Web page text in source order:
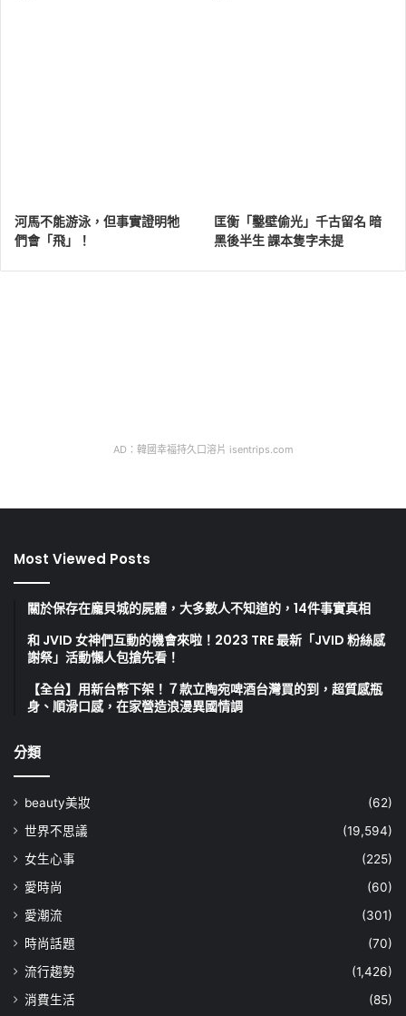
河馬不能游泳，但事實證明牠
們會「飛」！
匡衡「鑿壁偷光」千古留名 暗
黑後半生 課本隻字未提
AD：韓國幸福持久口溶片 isentrips.com
Most Viewed Posts
關於保存在龐貝城的屍體，大多數人不知道的，14件事實真相
和 JVID 女神們互動的機會來啦！2023 TRE 最新「JVID 粉絲感
謝祭」活動懶人包搶先看！
【全台】用新台幣下架！７款立陶宛啤酒台灣買的到，超質感瓶
身、順滑口感，在家營造浪漫異國情調
分類
beauty美妝
(62)
世界不思議
(19,594)
女生心事
(225)
愛時尚
(60)
愛潮流
(301)
時尚話題
(70)
流行趨勢
(1,426)
消費生活
(85)